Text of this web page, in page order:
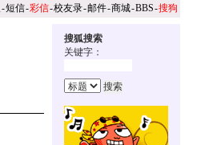
-短信-彩信-校友录-邮件-商城-BBS-搜狗
搜狐搜索
关键字：